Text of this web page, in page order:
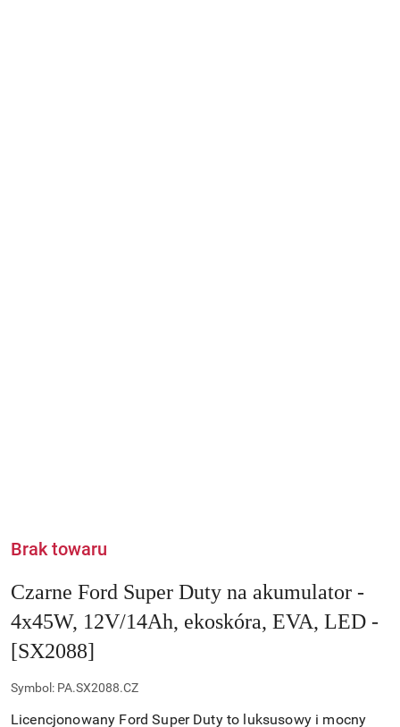
Brak towaru
Czarne Ford Super Duty na akumulator -
4x45W, 12V/14Ah, ekoskóra, EVA, LED -
[SX2088]
Symbol: PA.SX2088.CZ
Licencjonowany Ford Super Duty to luksusowy i mocny